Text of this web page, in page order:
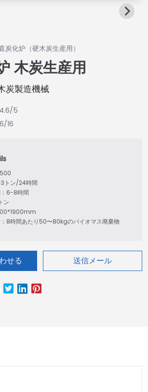
炭化炉（硬木炭生産用）
木炭生産用
炭製造機械
4.6/5
16
トン/24時間
：6-8時間
ン
8時間あたり50〜80kgのバイオマス廃棄物
せる 送信メール